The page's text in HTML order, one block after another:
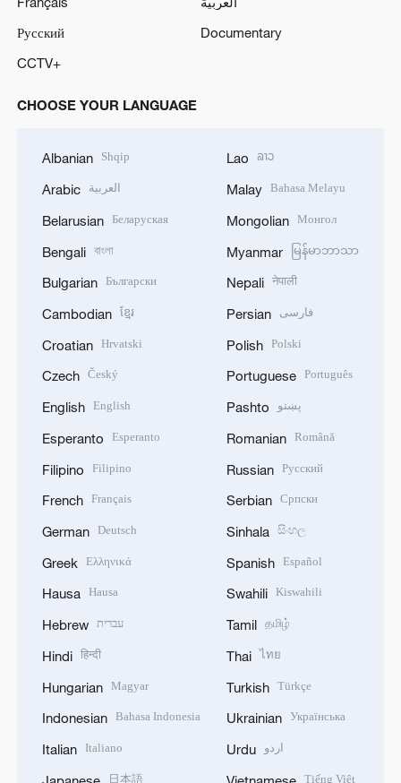
Русский
Documentary
CCTV+
CHOOSE YOUR LANGUAGE
Albanian Shqip
Arabic العربية
Belarusian Беларуская
Bengali বাংলা
Bulgarian Български
Cambodian ខ្មែរ
Croatian Hrvatski
Czech Český
English English
Esperanto Esperanto
Filipino Filipino
French Français
German Deutsch
Greek Ελληνικά
Hausa Hausa
Hebrew עברית
Hindi हिन्दी
Hungarian Magyar
Indonesian Bahasa Indonesia
Italian Italiano
日本語
Lao ລາວ
Malay Bahasa Melayu
Mongolian Монгол
Myanmar မြန်မာဘာသာ
Nepali नेपाली
Persian فارسی
Polish Polski
Portuguese Português
Pashto پښتو
Romanian Română
Russian Русский
Serbian Српски
Sinhala සිංහල
Spanish Español
Swahili Kiswahili
Tamil தமிழ்
Thai ไทย
Turkish Türkçe
Ukrainian Українська
Urdu اردو
Tiếng Việt